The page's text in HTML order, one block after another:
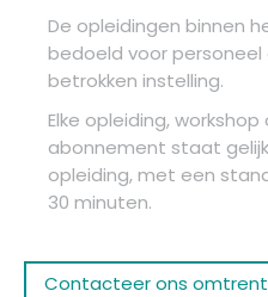
De opleidingen binnen
bedoeld voor
betrokken instelling.
Elke opleiding,
abonnement staat
opleiding, met een
30 minuten.
Contacteer ons